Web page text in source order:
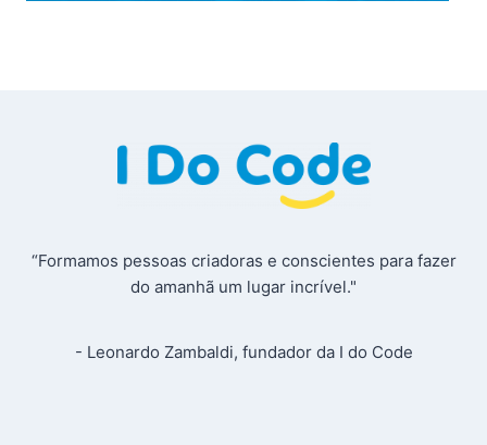
“Formamos pessoas criadoras e conscientes para fazer
do amanhã um lugar incrível."
- Leonardo Zambaldi, fundador da I do Code